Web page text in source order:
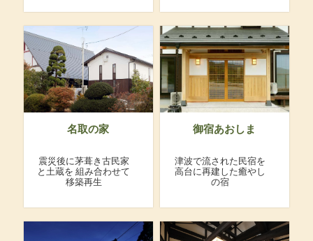
名取の家
震災後に茅葺き古民家
と土蔵を 組み合わせて
移築再生
御宿あおしま
津波で流された民宿を
高台に再建した癒やし
の宿